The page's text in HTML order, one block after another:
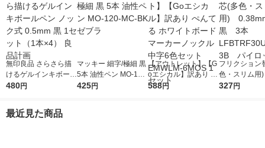
無印良品 さらさら描
けるゲルインキボール
ペン ノック式 0.5mm
480円
マッキー 細字/極細 黒
5本 油性ペン MO-120
-MC-BK ゼブラ
425円
【アウトレット】【G
oエシカル】訳あり ぺ
んてる ホワイトボー
588円
フリクション
色・スリム
mm 黒 3本
327円
最近見た商品